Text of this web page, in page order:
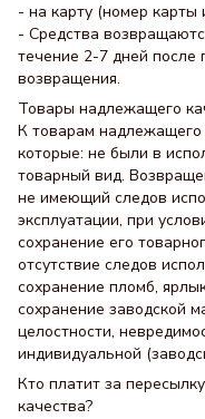
- на карту (номер
- Средства
течение 2-7 дней после
возвращения.
Товары надлежащего
К товарам надлежащего
которые: не были в
товарный вид.
не имеющий следов
эксплуатации, при
сохранение его
отсутствие следов
сохранение пломб,
сохранение заводской
целостности,
индивидуальной
Кто платит за
качества?